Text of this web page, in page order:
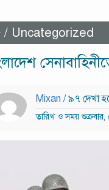
/ Uncategorized
Mixan / ৯৭ দেখা
তারিখ ও সময়